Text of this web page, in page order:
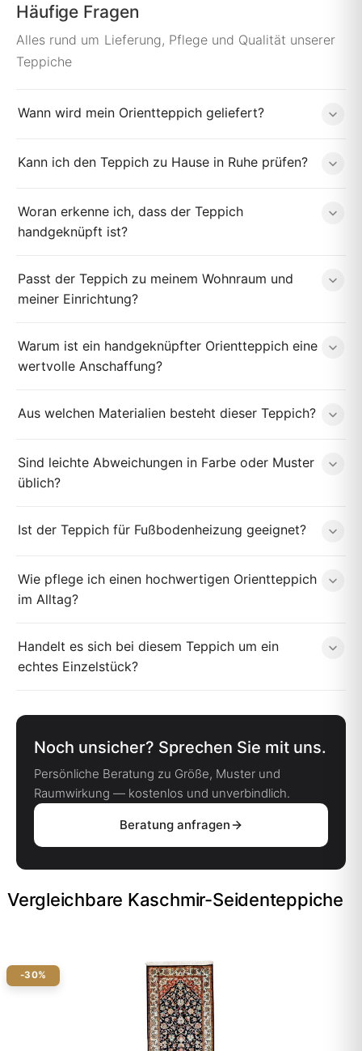
Häufige Fragen
Alles rund um Lieferung, Pflege und Qualität unserer
Teppiche
Wann wird mein Orientteppich geliefert?
Kann ich den Teppich zu Hause in Ruhe prüfen?
Woran erkenne ich, dass der Teppich
handgeknüpft ist?
Passt der Teppich zu meinem Wohnraum und
meiner Einrichtung?
Warum ist ein handgeknüpfter Orientteppich eine
wertvolle Anschaffung?
Aus welchen Materialien besteht dieser Teppich?
Sind leichte Abweichungen in Farbe oder Muster
üblich?
Ist der Teppich für Fußbodenheizung geeignet?
Wie pflege ich einen hochwertigen Orientteppich
im Alltag?
Handelt es sich bei diesem Teppich um ein
echtes Einzelstück?
Noch unsicher? Sprechen Sie mit uns.
Persönliche Beratung zu Größe, Muster und
Raumwirkung — kostenlos und unverbindlich.
Beratung anfragen
Vergleichbare Kaschmir-Seidenteppiche
-30%